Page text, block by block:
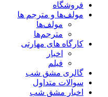
فروشگاه
مولف‌ها و مترجم ها
مولف‌ها
مترجم‌ها
کارگاه های مهارتی
اخبار
فیلم
گالری مشق شب
سوالات متداول
اخبار مشق شب